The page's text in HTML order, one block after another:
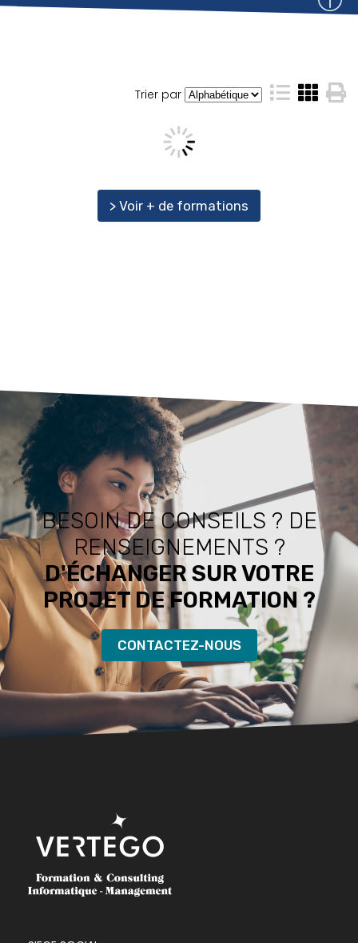
Trier par
> Voir + de formations
BESOIN DE CONSEILS ? DE
RENSEIGNEMENTS ?
D'ÉCHANGER SUR VOTRE
PROJET DE FORMATION ?
CONTACTEZ-NOUS